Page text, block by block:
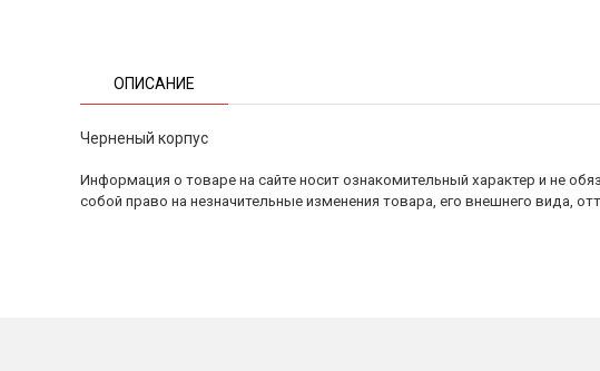
ОПИСАНИЕ
Черненый корпус
Информация о товаре на сайте носит ознакомительный характер и не
собой право на незначительные изменения товара, его внешнего вида,